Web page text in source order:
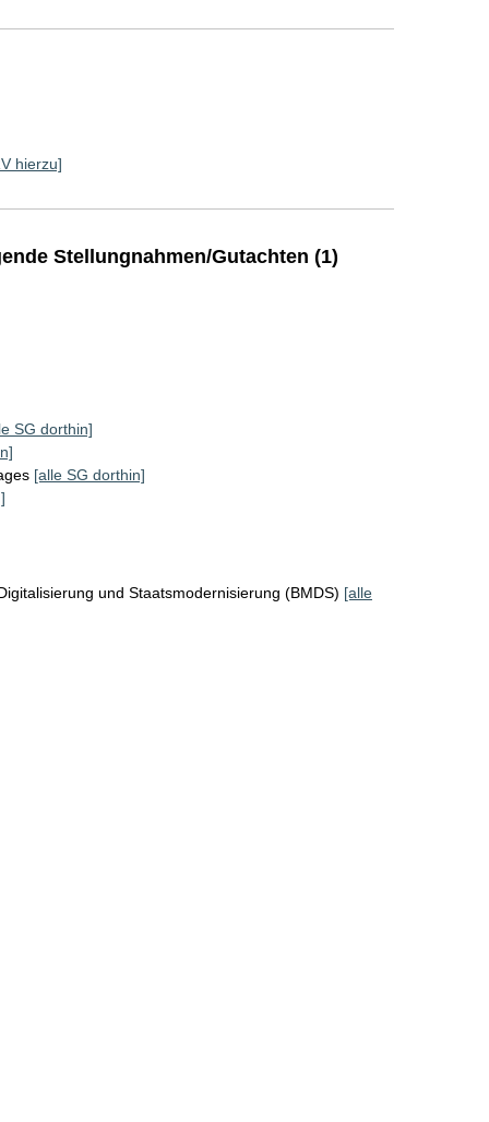
hierzu]
Stellungnahmen/Gutachten (1)
SG dorthin]
[alle SG dorthin]
und Staatsmodernisierung (BMDS) [alle